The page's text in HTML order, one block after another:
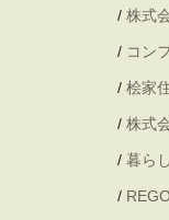
/ 株式
/ コン
/ 桧家
/ 株式
/ 暮ら
/